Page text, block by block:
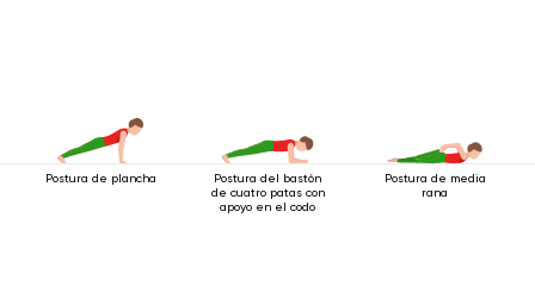
Postura de plancha
Postura del bastón
de cuatro patas con
apoyo en el codo
Postura de media
rana